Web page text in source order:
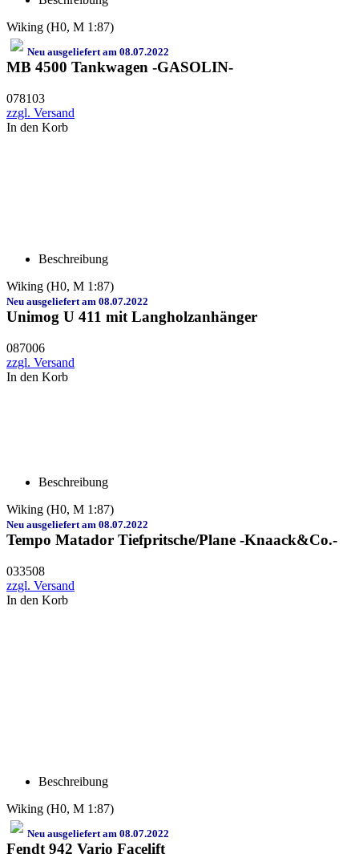
Wiking (H0, M 1:87)
Neu ausgeliefert am 08.07.2022
MB 4500 Tankwagen -GASOLIN-
078103
zzgl. Versand
In den Korb
Beschreibung
Wiking (H0, M 1:87)
Neu ausgeliefert am 08.07.2022
Unimog U 411 mit Langholzanhänger
087006
zzgl. Versand
In den Korb
Beschreibung
Wiking (H0, M 1:87)
Neu ausgeliefert am 08.07.2022
Tempo Matador Tiefpritsche/Plane -Knaack&Co.-
033508
zzgl. Versand
In den Korb
Beschreibung
Wiking (H0, M 1:87)
Neu ausgeliefert am 08.07.2022
Fendt 942 Vario Facelift